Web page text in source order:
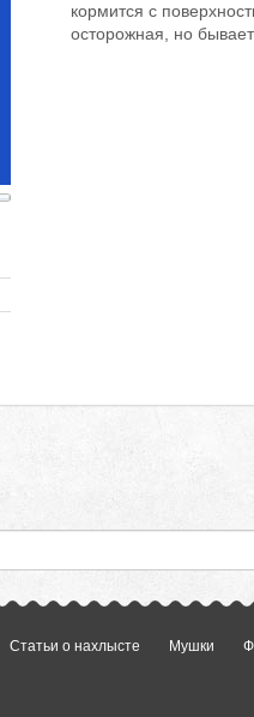
кормится с
осторожная, но
Статьи о нахлысте Мушки